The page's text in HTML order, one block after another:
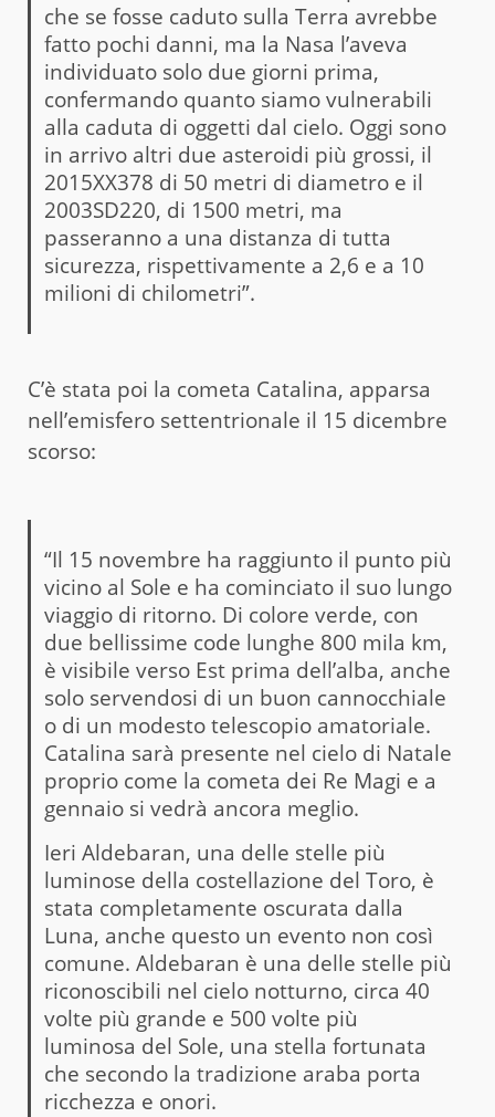
che se fosse caduto sulla Terra avrebbe
fatto pochi danni, ma la Nasa l’aveva
individuato solo due giorni prima,
confermando quanto siamo vulnerabili
alla caduta di oggetti dal cielo. Oggi sono
in arrivo altri due asteroidi più grossi, il
2015XX378 di 50 metri di diametro e il
2003SD220, di 1500 metri, ma
passeranno a una distanza di tutta
sicurezza, rispettivamente a 2,6 e a 10
milioni di chilometri”.
C’è stata poi la cometa Catalina, apparsa
nell’emisfero settentrionale il 15 dicembre
scorso:
“Il 15 novembre ha raggiunto il punto più
vicino al Sole e ha cominciato il suo lungo
viaggio di ritorno. Di colore verde, con
due bellissime code lunghe 800 mila km,
è visibile verso Est prima dell’alba, anche
solo servendosi di un buon cannocchiale
o di un modesto telescopio amatoriale.
Catalina sarà presente nel cielo di Natale
proprio come la cometa dei Re Magi e a
gennaio si vedrà ancora meglio.
Ieri Aldebaran, una delle stelle più
luminose della costellazione del Toro, è
stata completamente oscurata dalla
Luna, anche questo un evento non così
comune. Aldebaran è una delle stelle più
riconoscibili nel cielo notturno, circa 40
volte più grande e 500 volte più
luminosa del Sole, una stella fortunata
che secondo la tradizione araba porta
ricchezza e onori.